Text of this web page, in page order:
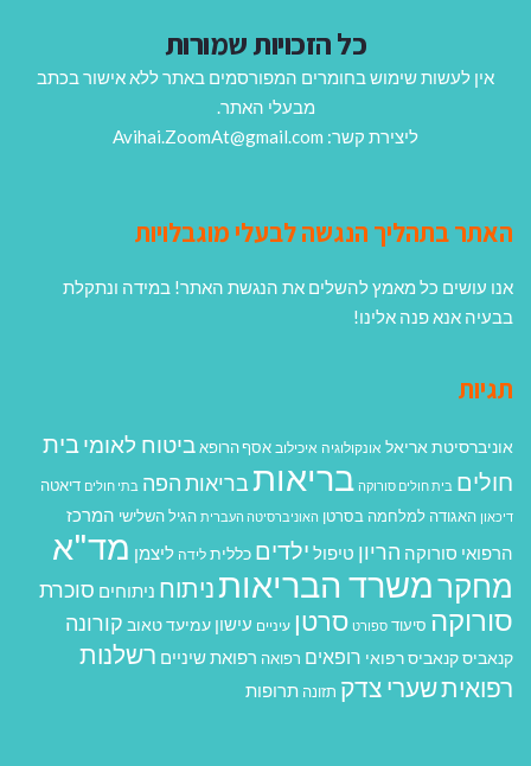
כל הזכויות שמורות
אין לעשות שימוש בחומרים המפורסמים באתר ללא אישור בכתב
מבעלי האתר.
ליצירת קשר: Avihai.ZoomAt@gmail.com
האתר בתהליך הנגשה לבעלי מוגבלויות
אנו עושים כל מאמץ להשלים את הנגשת האתר! במידה ונתקלת
בבעיה אנא פנה אלינו!
תגיות
אוניברסיטת אריאל אונקולוגיה איכילוב אסף הרופא ביטוח לאומיבית
חולים בית חולים סורוקה בריאות בריאות הפה בתי חולים דיאטה
דיכאון האגודה למלחמה בסרטן האוניברסיטה העברית הגיל השלישי המרכז
הרפואי סורוקה הריון טיפול ילדים כללית לידה ליצמן מד"א
מחקרמשרד הבריאות ניתוח ניתוחים סוכרת
סורוקה סיעוד ספורט סרטן עיניים עישון עמיעד טאוב קורונה
קנאביסקנאביס רפואי רופאים רפואה רפואת שיניים רשלנות
רפואיתשערי צדק תזונה תרופות